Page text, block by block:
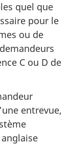
quel que
pour le
ou de
C ou D de
entrevue,